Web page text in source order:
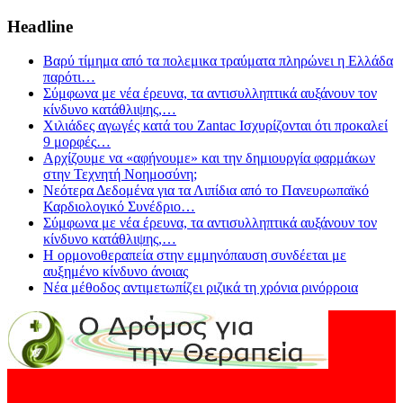
Headline
Βαρύ τίμημα από τα πολεμικα τραύματα πληρώνει η Ελλάδα
παρότι…
Σύμφωνα με νέα έρευνα, τα αντισυλληπτικά αυξάνουν τον
κίνδυνο κατάθλιψης,…
Χιλιάδες αγωγές κατά του Zantac Ισχυρίζονται ότι προκαλεί
9 μορφές…
Αρχίζουμε να «αφήνουμε» και την δημιουργία φαρμάκων
στην Τεχνητή Νοημοσύνη;
Νεότερα Δεδομένα για τα Λιπίδια από το Πανευρωπαϊκό
Καρδιολογικό Συνέδριο…
Σύμφωνα με νέα έρευνα, τα αντισυλληπτικά αυξάνουν τον
κίνδυνο κατάθλιψης,…
Η ορμονοθεραπεία στην εμμηνόπαυση συνδέεται με
αυξημένο κίνδυνο άνοιας
Νέα μέθοδος αντιμετωπίζει ριζικά τη χρόνια ρινόρροια